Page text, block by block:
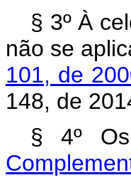
§ 3º À
não se
101, de
148, de
§ 4º